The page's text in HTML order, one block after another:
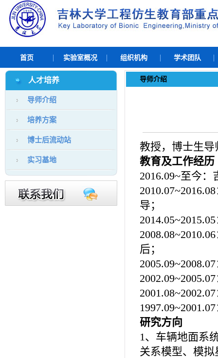
首页 实验室概况 组织机构 学术团队
人才培养
导师介绍
培养方案
博士后流动站
实习基地
导师介绍
教授，博士生导
教育及工作经历
2016.09~至今：
2010.07~2016.08
导；
2014.05~2015.05
2008.08~2010.06
后；
2005.09~2008.07
2002.09~2005.07
2001.08~2002.07
1997.09~2001.07
研究方向
1、车辆地面系
关系模型、模